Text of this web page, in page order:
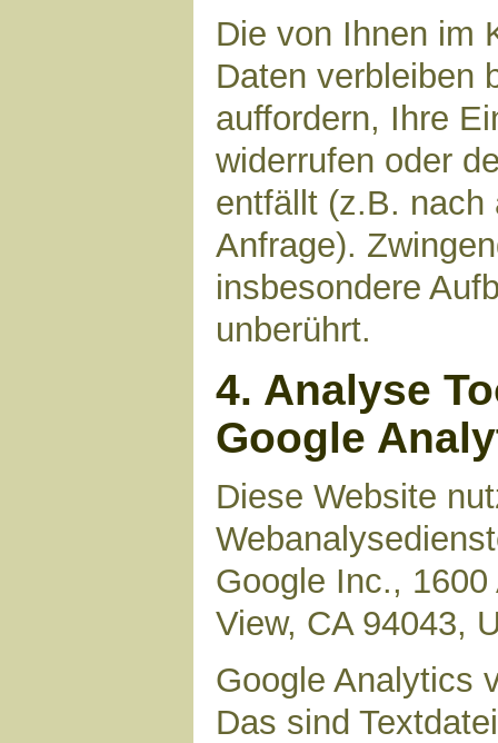
Die von Ihnen im
Daten verbleiben
auffordern, Ihre
widerrufen oder
entfällt (z.B. nach
Anfrage).
insbesondere
unberührt.
4. Analyse
Google
Diese Website
Google Inc.,
View, CA 94043,
Google Analytics
Das sind